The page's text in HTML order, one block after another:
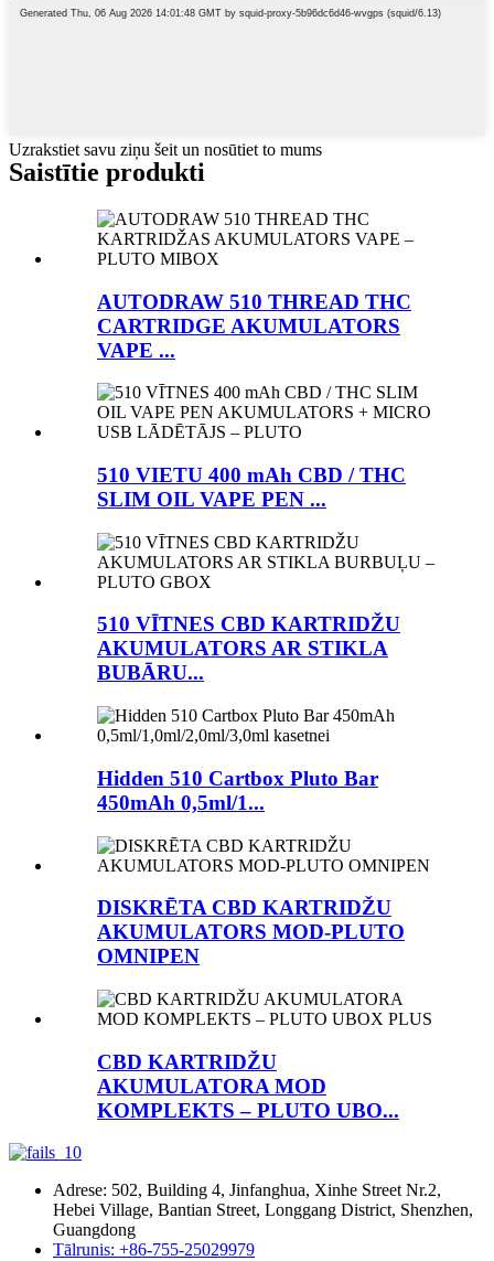
Uzrakstiet savu ziņu šeit un nosūtiet to mums
Saistītie produkti
AUTODRAW 510 THREAD THC
CARTRIDGE AKUMULATORS
VAPE ...
510 VIETU 400 mAh CBD / THC
SLIM OIL VAPE PEN ...
510 VĪTNES CBD KARTRIDŽU
AKUMULATORS AR STIKLA
BUBĀRU...
Hidden 510 Cartbox Pluto Bar
450mAh 0,5ml/1...
DISKRĒTA CBD KARTRIDŽU
AKUMULATORS MOD-PLUTO
OMNIPEN
CBD KARTRIDŽU
AKUMULATORA MOD
KOMPLEKTS – PLUTO UBO...
Adrese: 502, Building 4, Jinfanghua, Xinhe Street Nr.2,
Hebei Village, Bantian Street, Longgang District, Shenzhen,
Guangdong
Tālrunis: +86-755-25029979